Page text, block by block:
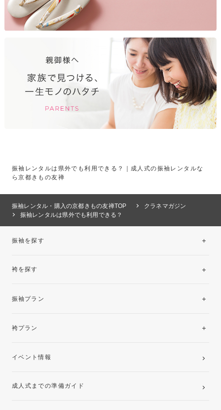
振袖レンタルは県外でも利用できる？｜成人式の振袖レンタルな
ら京都きもの友禅
振袖レンタル・購入の京都きもの友禅TOP
クラネマガジン
振袖レンタルは県外でも利用できる？
振袖を探す
袴を探す
振袖プラン
レンタルプラン
袴プラン
卒業袴レンタルプラン
イベント情報
成人式までの準備ガイド